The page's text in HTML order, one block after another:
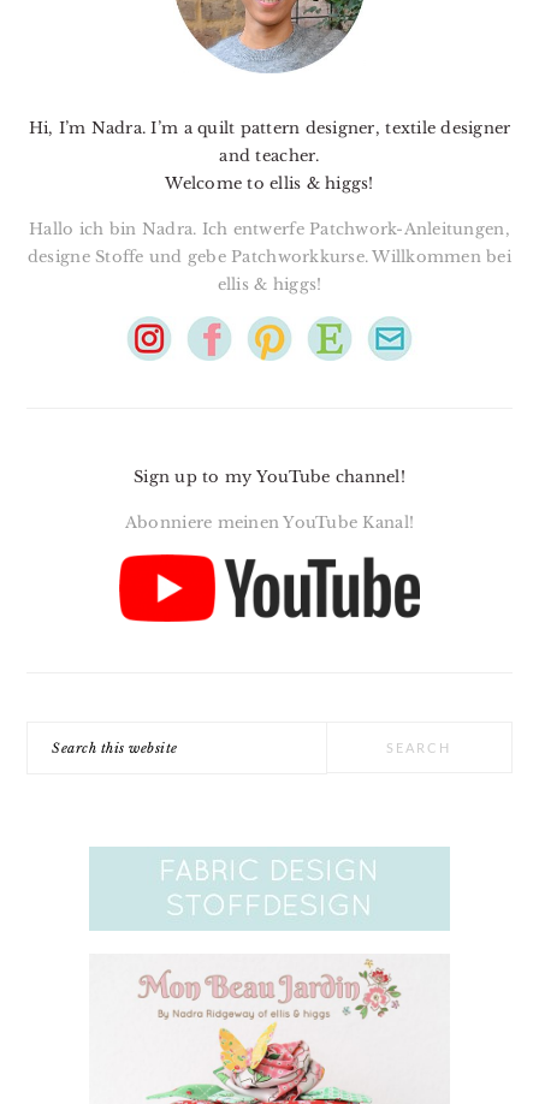
Hi, I’m Nadra. I’m a quilt pattern designer, textile designer
and teacher.
Welcome to ellis & higgs!
Hallo ich bin Nadra. Ich entwerfe Patchwork-Anleitungen,
designe Stoffe und gebe Patchworkkurse. Willkommen bei
ellis & higgs!
Sign up to my YouTube channel!
Abonniere meinen YouTube Kanal!